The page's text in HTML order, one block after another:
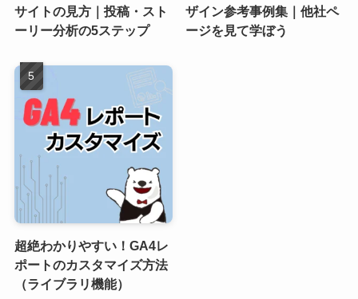
サイトの見方｜投稿・スト
ーリー分析の5ステップ
ザイン参考事例集｜他社ペ
ージを見て学ぼう
超絶わかりやすい！GA4レ
ポートのカスタマイズ方法
（ライブラリ機能）